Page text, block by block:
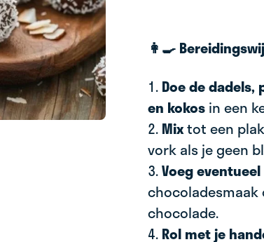
👩‍🍳
1. Doe de
en kokosin een
2. Mixtot een
vork als je geen
3.Voeg
chocolade.
4. Rol met je